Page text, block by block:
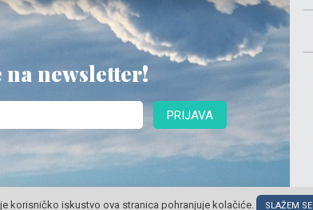
newsletter!
PRIJAVA
Sva prava pridržana
korisničko iskustvo ova stranica pohranjuje kolačiće. SLAŽEM SE